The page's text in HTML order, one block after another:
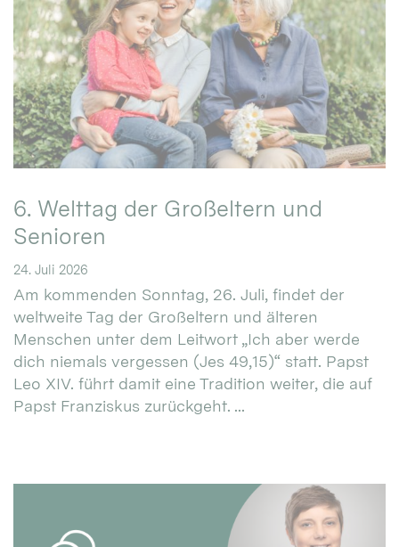
6. Welttag der Großeltern und
Senioren
24. Juli 2026
Am kommenden Sonntag, 26. Juli, findet der
weltweite Tag der Großeltern und älteren
Menschen unter dem Leitwort „Ich aber werde
dich niemals vergessen (Jes 49,15)“ statt. Papst
Leo XIV. führt damit eine Tradition weiter, die auf
Papst Franziskus zurückgeht. ...